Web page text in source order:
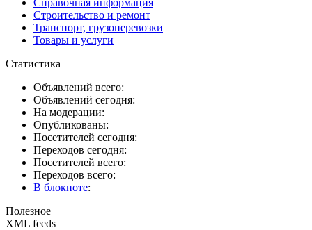
Справочная информация
Строительство и ремонт
Транспорт, грузоперевозки
Товары и услуги
Статистика
Объявлений всего:
Объявлений сегодня:
На модерации:
Опубликованы:
Посетителей сегодня:
Переходов сегодня:
Посетителей всего:
Переходов всего:
В блокноте:
Полезное
XML feeds